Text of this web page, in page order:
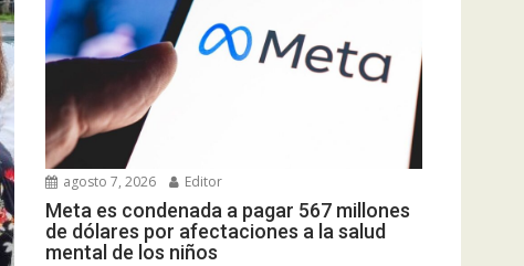
agosto 7, 2026 Editor
Meta es condenada a pagar 567 millones
de dólares por afectaciones a la salud
mental de los niños